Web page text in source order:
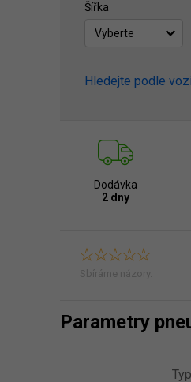
Šířka
Hledejte podle
Dodávka
2 dny
Sbíráme názory.
Parametry